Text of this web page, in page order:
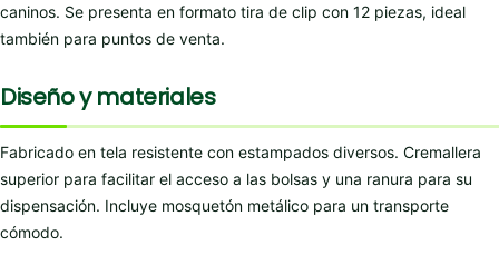
caninos. Se presenta en formato tira de clip con 12 piezas, ideal
también para puntos de venta.
Diseño y materiales
Fabricado en tela resistente con estampados diversos. Cremallera
superior para facilitar el acceso a las bolsas y una ranura para su
dispensación. Incluye mosquetón metálico para un transporte
cómodo.